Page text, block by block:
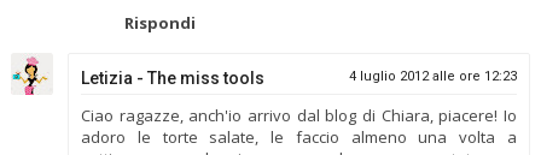
Rispondi
Letizia - The miss tools 4 luglio 2012 alle ore 12:23
Ciao ragazze, anch'io arrivo dal blog di Chiara, piacere! Io
adoro le torte salate, le faccio almeno una volta a